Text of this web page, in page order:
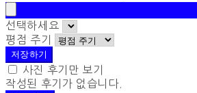
선택하세요
평점 주기
저장하기
사진 후기만 보기
작성된 후기가 없습니다.